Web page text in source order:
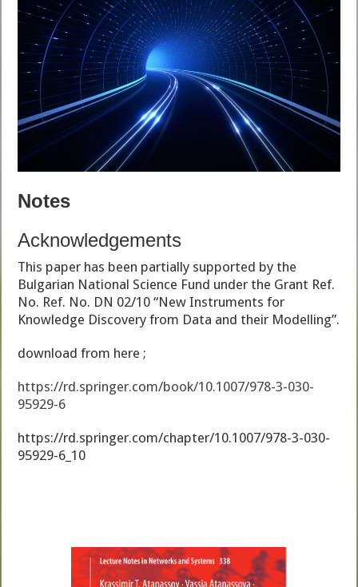
Notes
Acknowledgements
This paper has been partially supported by the
Bulgarian National Science Fund under the Grant Ref.
No. Ref. No. DN 02/10 “New Instruments for
Knowledge Discovery from Data and their Modelling”.
download from here ;
https://rd.springer.com/book/10.1007/978-3-030-
95929-6
https://rd.springer.com/chapter/10.1007/978-3-030-
95929-6_10